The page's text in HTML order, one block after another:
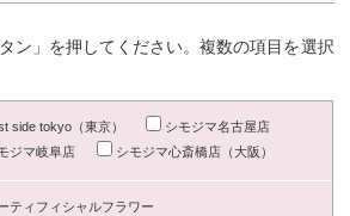
ン」を押してください。複数の項目を選択
side tokyo（東京）
シモジマ名古屋店
ジマ岐阜店
シモジマ心斎橋店（大阪）
ティフィシャルフラワー